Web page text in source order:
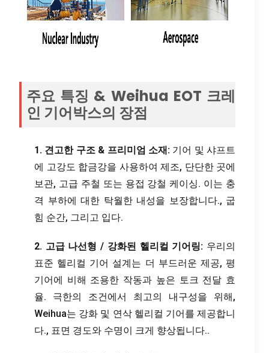
주요 특징 & Weihua EOT 크레
인 기어박스의 장점
1. 견고한 구조 & 프리미엄 소재:기어 및 샤프트
에 고강도 합금강을 사용하여 제조, 단단한 곳에
보관, 고급 주철 또는 용접 강철 케이싱. 이는 충
격 부하에 대한 탁월한 내성을 보장합니다., 굽
힘 순간, 그리고 입다.
2. 고급 나선형 / 강화된 헬리컬 기어링: 우리의
표준 헬리컬 기어 설계는 더 부드러운 제공, 평
기어에 비해 조용한 작동과 높은 토크 전달 효
율. 극한의 조건에서 최고의 내구성을 위해,
Weihua는 강화 및 연삭 헬리컬 기어를 제공합니
다., 표면 경도와 수명이 크게 향상됩니다..